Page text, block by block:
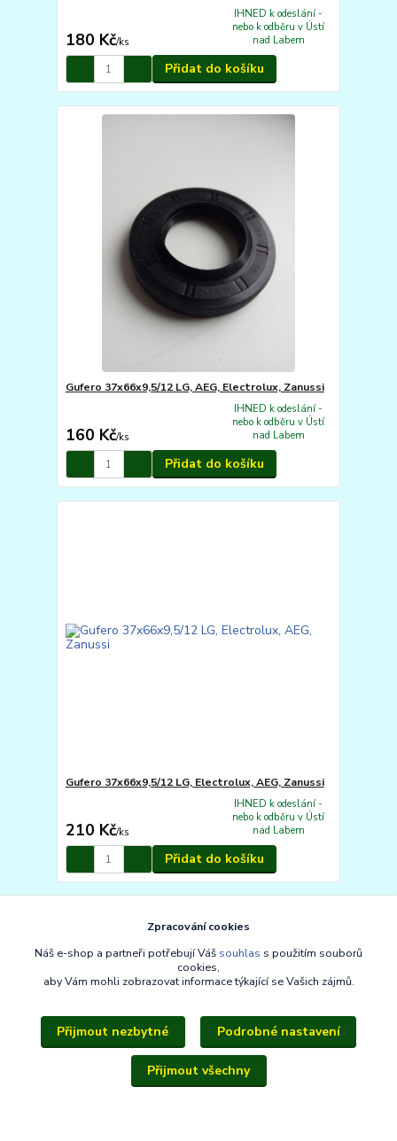
180 Kč/ks
IHNED k odeslání -
nebo k odběru v Ústí
nad Labem
Přidat do košíku
Gufero 37x66x9,5/12 LG, AEG, Electrolux, Zanussi
160 Kč/ks
IHNED k odeslání -
nebo k odběru v Ústí
nad Labem
Přidat do košíku
Gufero 37x66x9,5/12 LG, Electrolux, AEG, Zanussi
210 Kč/ks
IHNED k odeslání -
nebo k odběru v Ústí
nad Labem
Přidat do košíku
Zpracování cookies
Náš e-shop a partneři potřebují Váš souhlas s použitím souborů
cookies,
aby Vám mohli zobrazovat informace týkající se Vašich zájmů.
Přijmout nezbytné Podrobné nastavení
Přijmout všechny